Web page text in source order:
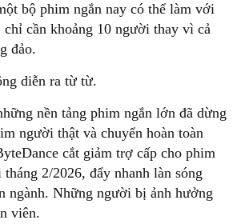
bộ phim ngắn nay có thể làm với
cần khoảng 10 người thay vì cả
đảo.
diễn ra từ từ.
nền tảng phim ngắn lớn đã dừng
người thật và chuyển hoàn toàn
cắt giảm trợ cấp cho phim
2/2026, đẩy nhanh làn sóng
ngành. Những người bị ảnh hưởng
viên.